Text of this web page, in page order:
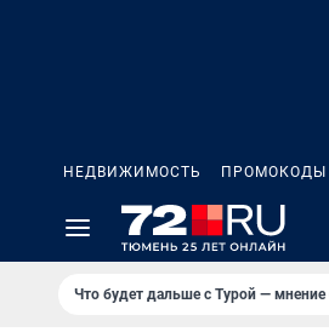
НЕДВИЖИМОСТЬ ПРОМОКОДЫ
Что будет дальше с Турой — мнение